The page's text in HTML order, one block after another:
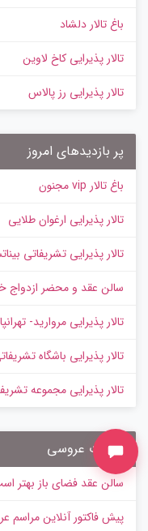
باغ تالار دلشاد
تالار پذیرایی کاخ لاوین
تالار پذیرایی رز پالاس
پر بازدیدهای امروز
باغ تالار vip مجنون
تالار پذیرایی ارغوان طلایی
تالار پذیرایی تشریفاتی
سالن عقد و محضر ازدواج
تالار پذیرایی مروارید-
تالار پذیرایی باشگاه
تالار پذیرایی مجموعه
مقالات عروسی
سالن عقد فضای باز بهتر
پیش‌ فاکتور آنلاین